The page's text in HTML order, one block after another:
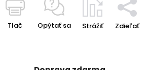
Tlač Opýtať sa Strážiť Zdieľať